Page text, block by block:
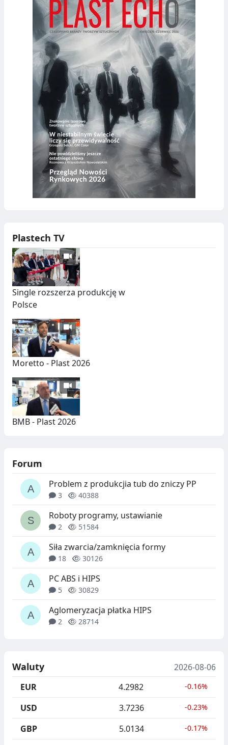
Plastech TV
Single rozszerza produkcję w
Polsce
Moretto - Plast 2026
BMB - Plast 2026
Forum
Problem z produkcjia tub do zniczy PP
3 40388
Roboty programy, ustawianie
2 51584
Siła zwarcia/zamknięcia formy
18 30126
PC ABS i HIPS
5 30829
Aglomeryzacja płatka HIPS
2 28714
Waluty
2026-08-06
EUR
4.2982 -0.16%
USD 3.7236 -0.23%
GBP 5.0134 -0.17%